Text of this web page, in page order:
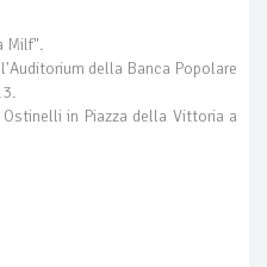
Milf".
della Banca Popolare
in Piazza della Vittoria a